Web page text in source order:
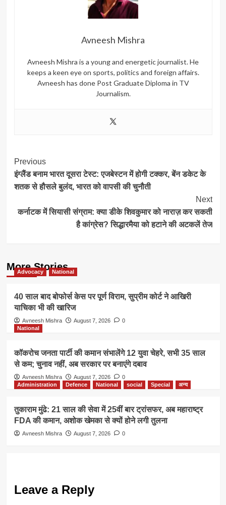
Avneesh Mishra
Avneesh Mishra is a young and energetic journalist. He
keeps a keen eye on sports, politics and foreign affairs.
Avneesh has done Post Graduate Diploma in TV
Journalism.
Post
Navigation
Previous
इंग्लैंड बनाम भारत दूसरा टेस्ट: एजबेस्टन में होगी टक्कर, बेंन डकेट के
शतक से हौसले बुलंद, भारत को वापसी की चुनौती
Next
कर्नाटक में सियासी संग्राम: क्या डीके शिवकुमार को नाराज़ कर सकती
है कांग्रेस? सिद्धारमैया को हटाने की अटकलें तेज
More Stories
Advocacy National
40 साल बाद बोफोर्स केस पर पूर्ण विराम, सुप्रीम कोर्ट ने आखिरी
याचिका भी की खारिज
Avneesh Mishra August 7, 2026
0
National
कॉकरोच जनता पार्टी की कमान संभालेंगे 12 युवा चेहरे, सभी 35 साल
से कम; चुनाव नहीं, अब सरकार पर बनाएंगे दबाव
Avneesh Mishra August 7, 2026
0
Administration
Defence National social Special अन्य
तुकाराम मुंढे: 21 साल की सेवा में 25वीं बार ट्रांसफर, अब महाराष्ट्र
FDA की कमान, अशोक खेमका से क्यों होने लगी तुलना
Avneesh Mishra August 7, 2026 0
Leave a Reply